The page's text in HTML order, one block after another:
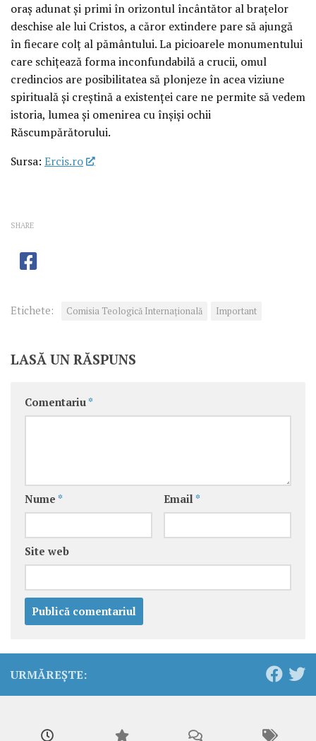
oraș adunat și primi în orizontul încântător al brațelor
deschise ale lui Cristos, a căror extindere pare să ajungă
în fiecare colț al pământului. La picioarele monumentului
care schițează forma inconfundabilă a crucii, omul
credincios are posibilitatea să plonjeze în acea viziune
spirituală și creștină a existenței care ne permite să vedem
istoria, lumea și omenirea cu înșiși ochii
Răscumpărătorului.
Sursa: Ercis.ro
SHARE
Etichete: Comisia Teologică Internațională Important
LASĂ UN RĂSPUNS
Comentariu *
Nume * Email *
Site web
URMĂREȘTE: